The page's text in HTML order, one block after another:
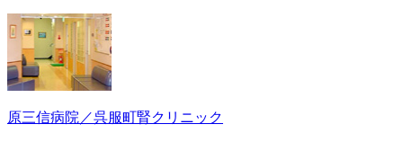
原三信病院／呉服町腎クリニック